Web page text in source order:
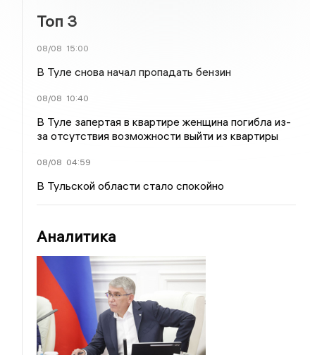
Топ 3
08/08 15:00
В Туле снова начал пропадать бензин
08/08 10:40
В Туле запертая в квартире женщина погибла из-
за отсутствия возможности выйти из квартиры
08/08 04:59
В Тульской области стало спокойно
Аналитика